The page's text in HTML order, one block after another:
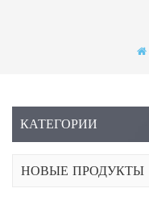
КАТЕГОРИИ
НОВЫЕ ПРОДУКТЫ